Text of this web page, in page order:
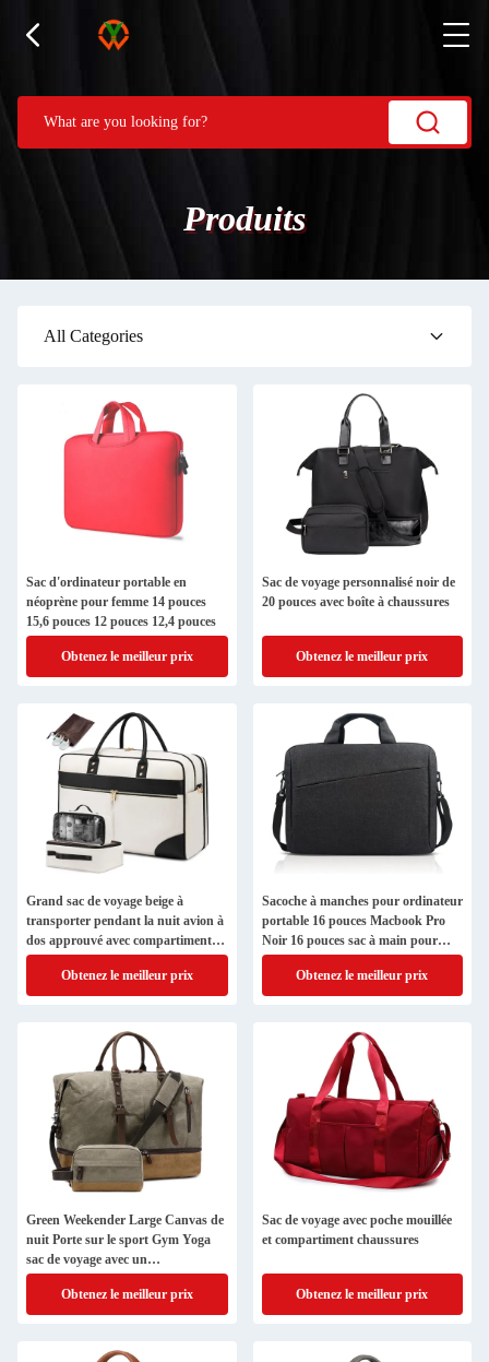
Produits
All Categories
Sac d'ordinateur portable en
néoprène pour femme 14 pouces
15,6 pouces 12 pouces 12,4 pouces
Obtenez le meilleur prix
Sac de voyage personnalisé noir de
20 pouces avec boîte à chaussures
Obtenez le meilleur prix
Grand sac de voyage beige à
transporter pendant la nuit avion à
dos approuvé avec compartiment
pour ordinateur portable
Obtenez le meilleur prix
Sacoche à manches pour ordinateur
portable 16 pouces Macbook Pro
Noir 16 pouces sac à main pour
ordinateur portable pour femmes
Obtenez le meilleur prix
Green Weekender Large Canvas de
nuit Porte sur le sport Gym Yoga
sac de voyage avec un
compartiment chaussure
Obtenez le meilleur prix
Sac de voyage avec poche mouillée
et compartiment chaussures
Obtenez le meilleur prix